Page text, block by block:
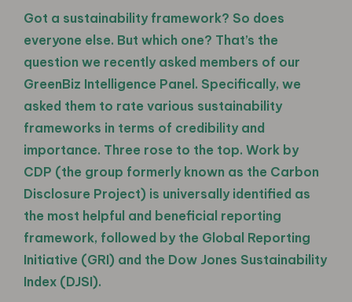
Got a sustainability framework? So does
everyone else. But which one? That’s the
question we recently asked members of our
GreenBiz Intelligence Panel. Specifically, we
asked them to rate various sustainability
frameworks in terms of credibility and
importance. Three rose to the top. Work by
CDP (the group formerly known as the Carbon
Disclosure Project) is universally identified as
the most helpful and beneficial reporting
framework, followed by the Global Reporting
Initiative (GRI) and the Dow Jones Sustainability
Index (DJSI).